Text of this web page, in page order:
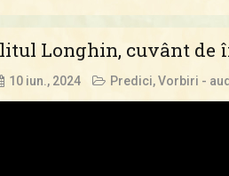
Longhin, cuvânt de
10 iun., 2024 Predici,Vorbiri -